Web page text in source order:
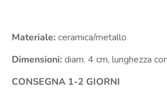
Materiale: ceramica/metallo
Dimensioni: diam. 4 cm, lunghezza
CONSEGNA 1-2 GIORNI